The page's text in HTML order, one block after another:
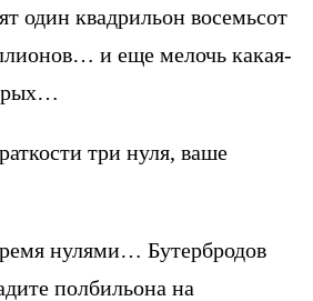
один квадрильон восемьсот
и еще мелочь какая-
три нуля, ваше
нулями… Бутербродов
полбильона на